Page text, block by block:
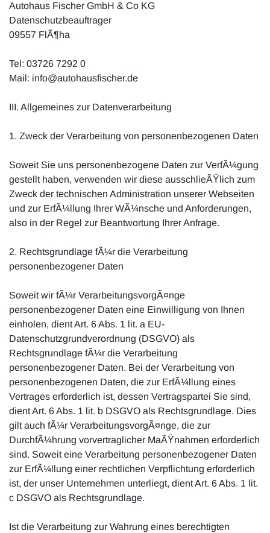
Autohaus Fischer GmbH & Co KG
Datenschutzbeauftrager
09557 FlÃ¶ha
Tel: 03726 7292 0
Mail: info@autohausfischer.de
III. Allgemeines zur Datenverarbeitung
1. Zweck der Verarbeitung von personenbezogenen Daten
Soweit Sie uns personenbezogene Daten zur VerfÃ¼gung
gestellt haben, verwenden wir diese ausschlieÃŸlich zum
Zweck der technischen Administration unserer Webseiten
und zur ErfÃ¼llung Ihrer WÃ¼nsche und Anforderungen,
also in der Regel zur Beantwortung Ihrer Anfrage.
2. Rechtsgrundlage fÃ¼r die Verarbeitung
personenbezogener Daten
Soweit wir fÃ¼r VerarbeitungsvorgÃ¤nge
personenbezogener Daten eine Einwilligung von Ihnen
einholen, dient Art. 6 Abs. 1 lit. a EU-
Datenschutzgrundverordnung (DSGVO) als
Rechtsgrundlage fÃ¼r die Verarbeitung
personenbezogener Daten. Bei der Verarbeitung von
personenbezogenen Daten, die zur ErfÃ¼llung eines
Vertrages erforderlich ist, dessen Vertragspartei Sie sind,
dient Art. 6 Abs. 1 lit. b DSGVO als Rechtsgrundlage. Dies
gilt auch fÃ¼r VerarbeitungsvorgÃ¤nge, die zur
DurchfÃ¼hrung vorvertraglicher MaÃŸnahmen erforderlich
sind. Soweit eine Verarbeitung personenbezogener Daten
zur ErfÃ¼llung einer rechtlichen Verpflichtung erforderlich
ist, der unser Unternehmen unterliegt, dient Art. 6 Abs. 1 lit.
c DSGVO als Rechtsgrundlage.
Ist die Verarbeitung zur Wahrung eines berechtigten